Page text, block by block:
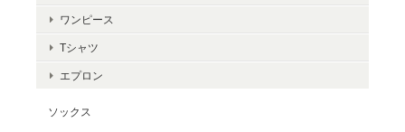
ワンピース
Tシャツ
エプロン
ソックス